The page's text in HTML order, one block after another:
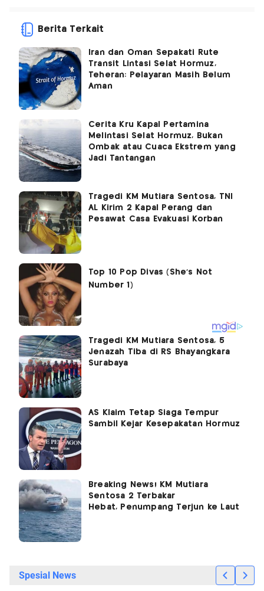
Berita Terkait
Iran dan Oman Sepakati Rute
Transit Lintasi Selat Hormuz,
Teheran: Pelayaran Masih Belum
Aman
Cerita Kru Kapal Pertamina
Melintasi Selat Hormuz, Bukan
Ombak atau Cuaca Ekstrem yang
Jadi Tantangan
Tragedi KM Mutiara Sentosa, TNI
AL Kirim 2 Kapal Perang dan
Pesawat Casa Evakuasi Korban
Tragedi KM Mutiara Sentosa, 5
Jenazah Tiba di RS Bhayangkara
Surabaya
AS Klaim Tetap Siaga Tempur
Sambil Kejar Kesepakatan Hormuz
Breaking News! KM Mutiara
Sentosa 2 Terbakar
Hebat, Penumpang Terjun ke Laut